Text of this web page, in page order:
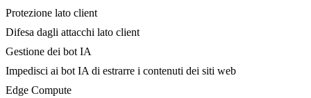
Protezione lato client
Difesa dagli attacchi lato client
Gestione dei bot IA
Impedisci ai bot IA di estrarre i contenuti dei siti web
Edge Compute